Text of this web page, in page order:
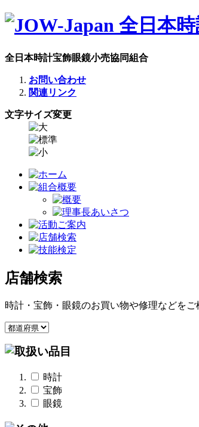
全日本時計宝飾眼鏡小売協同組合
お問い合わせ
関連リンク
文字サイズ変更
店舗検索
時計・宝飾・眼鏡のお買い物や修理などを
時計
宝飾
眼鏡